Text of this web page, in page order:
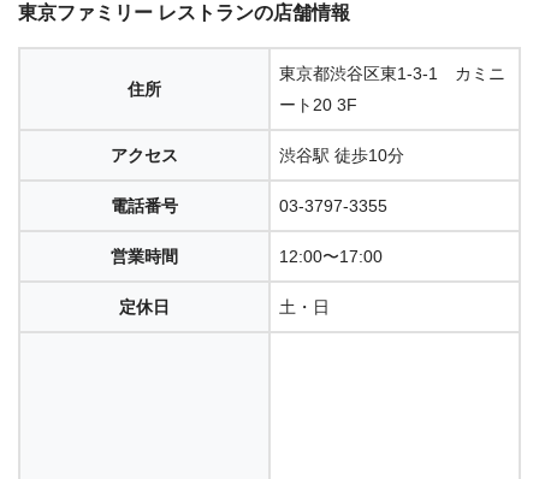
東京ファミリー レストランの店舗情報
住所
東京都渋谷区東1-3-1 カミニ
ート20 3F
アクセス 渋谷駅 徒歩10分
電話番号 03-3797-3355
営業時間 12:00〜17:00
定休日 土・日